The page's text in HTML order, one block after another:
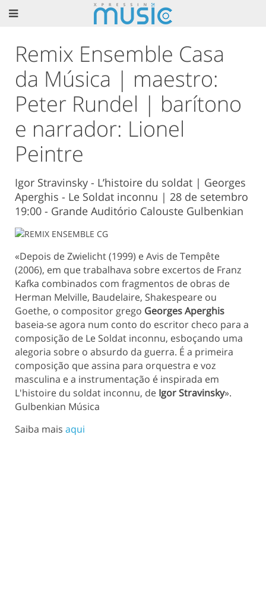
Remix Ensemble Casa
da Música | maestro:
Peter Rundel | barítono
e narrador: Lionel
Peintre
Igor Stravinsky - L’histoire du soldat | Georges
Aperghis - Le Soldat inconnu | 28 de setembro
19:00 - Grande Auditório Calouste Gulbenkian
«Depois de Zwielicht (1999) e Avis de Tempête
(2006), em que trabalhava sobre excertos de Franz
Kafka combinados com fragmentos de obras de
Herman Melville, Baudelaire, Shakespeare ou
Goethe, o compositor grego Georges Aperghis
baseia-se agora num conto do escritor checo para a
composição de Le Soldat inconnu, esboçando uma
alegoria sobre o absurdo da guerra. É a primeira
composição que assina para orquestra e voz
masculina e a instrumentação é inspirada em
L'histoire du soldat inconnu, de Igor Stravinsky».
Gulbenkian Música
Saiba mais aqui